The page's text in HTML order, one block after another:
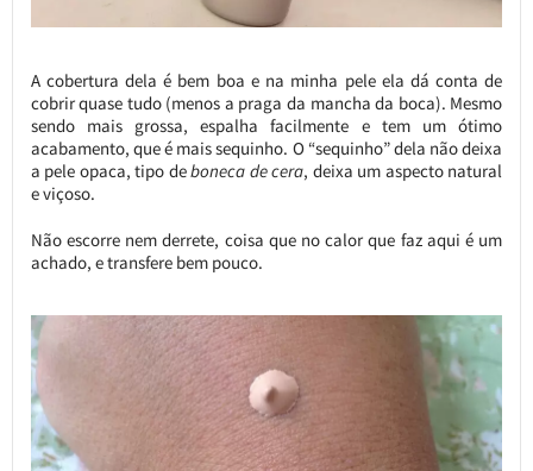
A cobertura dela é bem boa e na minha pele ela dá conta de
cobrir quase tudo (menos a praga da mancha da boca). Mesmo
sendo mais grossa, espalha facilmente e tem um ótimo
acabamento, que é mais sequinho. O “sequinho” dela não deixa
a pele opaca, tipo deboneca de cera, deixa um aspecto natural
e viçoso.
Não escorre nem derrete, coisa que no calor que faz aqui é um
achado, e transfere bem pouco.